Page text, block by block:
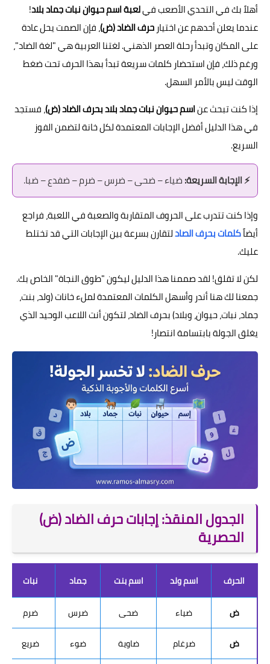
أهلاً بك في التحدي الأصعب فيلعبة اسم حيوان نبات جماد بلاد!
عندما يعلن أحدهم عن اختيارحرف الضاد (ض)، فإن الصمت يحل عادة
على المكان وتبدأ رحلة العصر الذهني. لغتنا العربية هي "لغة الضاد"،
ورغم ذلك، فإن استحضار كلمات سريعة تبدأ بهذا الحرف تحت ضغط
الوقت ليس بالأمر السهل.
إذا كنت تبحث عناسم حيوان نبات جماد بلاد بحرف الضاد (ض)، فستجد
في هذا الدليل أفضل الإجابات المعتمدة لكل خانة لتضمن الفوز
السريع.
⚡ الإجابة السريعة:ضياء – ضحى – ضرس – ضرم – ضفدع – ضبا.
وإذا كنت تتدرب على الحروف المتقاربة والصعبة في اللعبة، فراجع
أيضاًكلمات بحرف الصادلتقارن بسرعة بين الإجابات التي قد تختلط
عليك.
لكن لا تقلق! لقد صممنا هذا الدليل ليكون "طوق النجاة" الخاص بك.
جمعنا لك هنا أندر وأسهل الكلمات المعتمدة لملء خانات (ولد، بنت،
جماد، نبات، حيوان، وبلاد) بحرف الضاد، لتكون أنت اللاعب الوحيد الذي
يغلق الجولة بابتسامة انتصار!
الجدول المنقذ: إجابات حرف الضاد (ض)
الحصرية
الحرف اسم ولد اسم بنت جماد نبات
ض ضياء ضحى ضرس
ضرم
ض
ضرغام ضاوية ضوء
ضريع